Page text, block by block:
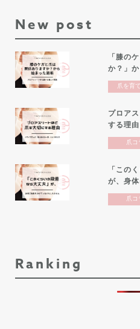
New post
「膝の
か？」
爪を育
プロア
する理由
爪コ
「この
が、身
爪コ
Ranking